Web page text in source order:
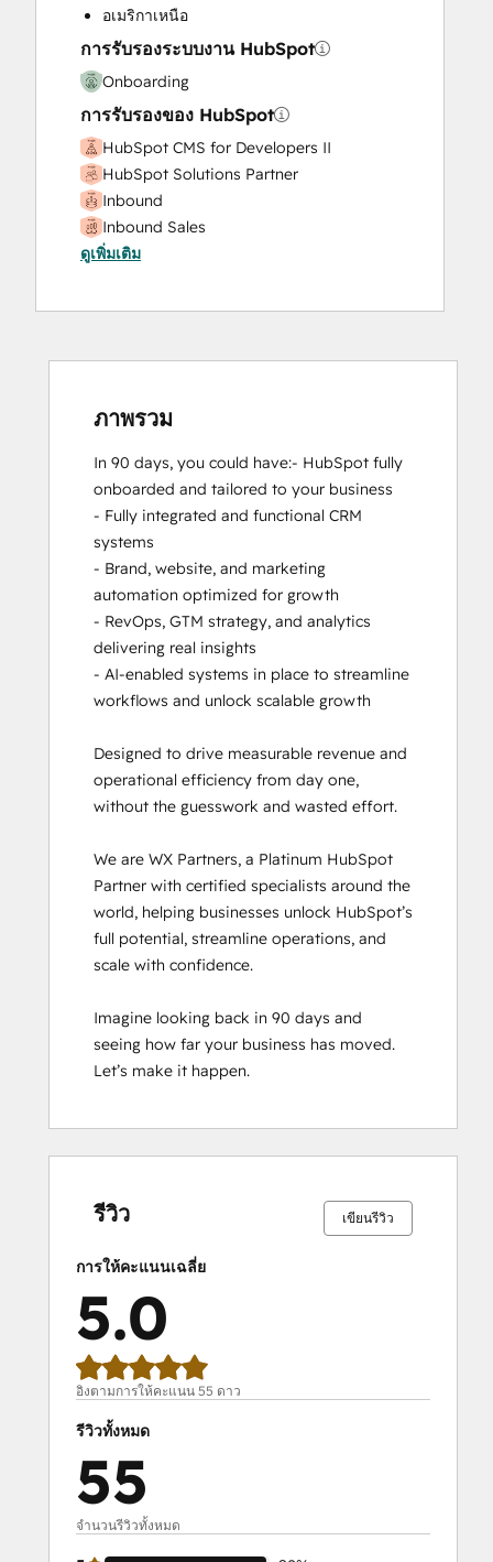
อเมริกาเหนือ
การรับรองระบบงาน HubSpot
Onboarding
การรับรองของ HubSpot
HubSpot CMS for Developers II
HubSpot Solutions Partner
Inbound
Inbound Sales
SEO II
ดูเพิ่มเติม
ภาพรวม
In 90 days, you could have:- HubSpot fully
onboarded and tailored to your business
- Fully integrated and functional CRM
systems
- Brand, website, and marketing
automation optimized for growth
- RevOps, GTM strategy, and analytics
delivering real insights
- AI-enabled systems in place to streamline
workflows and unlock scalable growth
Designed to drive measurable revenue and
operational efficiency from day one,
without the guesswork and wasted effort.
We are WX Partners, a Platinum HubSpot
Partner with certified specialists around the
world, helping businesses unlock HubSpot’s
full potential, streamline operations, and
scale with confidence.
Imagine looking back in 90 days and
seeing how far your business has moved.
Let’s make it happen.
รีวิว เขียนรีวิว
การให้คะแนนเฉลี่ย
5.0
อิงตามการให้คะแนน 55 ดาว
รีวิวทั้งหมด
55
จำนวนรีวิวทั้งหมด
0%
0%
0%
98%